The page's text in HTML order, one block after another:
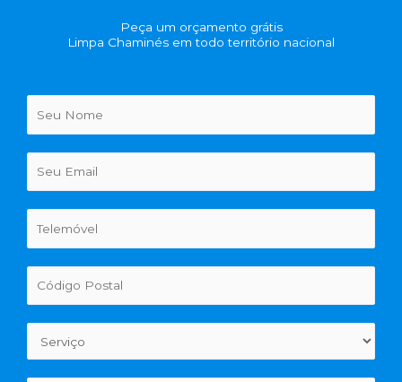
Peça um orçamento grátis
Limpa Chaminés em todo território nacional